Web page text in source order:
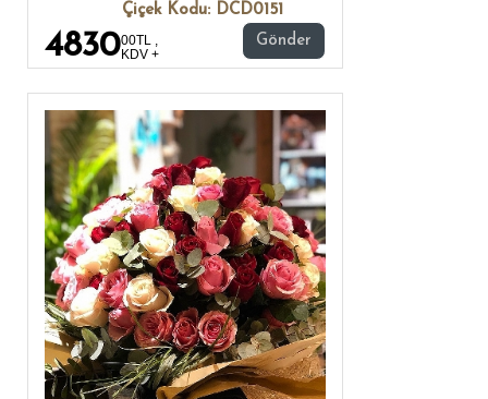
Çiçek Kodu: DCD0151
483000TL ,
KDV +
Gönder